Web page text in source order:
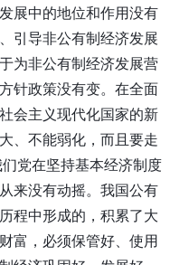
展中的地位和作用没有
引导非公有制经济发展
为非公有制经济发展营
针政策没有变。在全面
会主义现代化国家的新
、不能弱化，而且要走
党在坚持基本经济制度
来没有动摇。我国公有
程中形成的，积累了大
富，必须保管好、使用